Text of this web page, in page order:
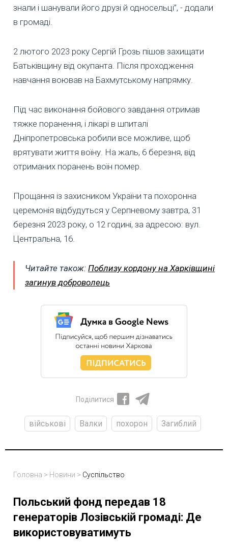
знали і шанували його друзі й односельці”, - додали
в громаді.
2 лютого 2023 року Сергій Грозь пішов захищати
Батьківщину від окупанта. Після проходження
навчання воював на Бахмутському напрямку.
Під час виконання бойового завдання отримав
тяжке поранення, і лікарі в шпиталі
Дніпропетровська робили все можливе, щоб
врятувати життя воїну. На жаль, 6 березня, від
отриманих поранень воїн помер.
Прощання із захисником України та похоронна
церемонія відбудуться у Серпневому завтра, 31
березня 2023 року, о 12 годині, за адресою: вул.
Центральна, 16.
Читайте також: Поблизу кордону на Харківщині
загинув доброволець
Поділитися
військові Валки похорон Загиблий
Головна > Новини > Суспільство
Польський фонд передав 18
генераторів Лозівській громаді: Де
використовуватимуть